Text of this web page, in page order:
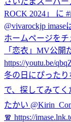
ROCK 2024」 に
@vivarockjp
ホームページをチ
「恋衣」MV公開
https://youtu.be/
冬の日にぴった
で、探してみてく
たかい
🧣 https://